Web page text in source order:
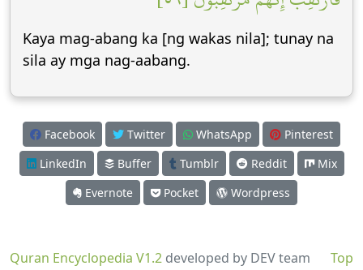
Kaya mag-abang ka [ng wakas nila]; tunay na
sila ay mga nag-aabang.
Facebook Twitter WhatsApp
Pinterest
LinkedIn
Buffer Tumblr Reddit
Mix
Evernote
Pocket Wordpress
Top
Quran Encyclopedia V1.2 developed by DEV team